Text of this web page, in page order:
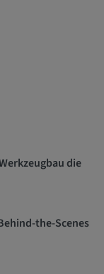
die
the-Scenes